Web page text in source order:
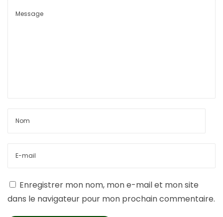
Enregistrer mon nom, mon e-mail et mon site
dans le navigateur pour mon prochain commentaire.